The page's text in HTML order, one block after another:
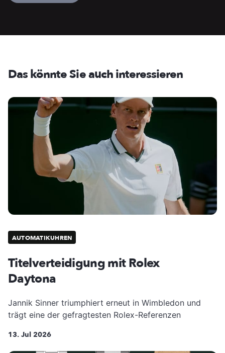
Das könnte Sie auch interessieren
AUTOMATIKUHREN
Titelverteidigung mit Rolex
Daytona
Jannik Sinner triumphiert erneut in Wimbledon und
trägt eine der gefragtesten Rolex-Referenzen
13. Jul 2026